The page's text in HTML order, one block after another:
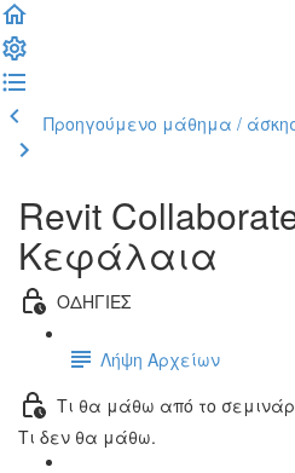
Προηγούμενο μάθημα /
Revit
Κεφάλαια
ΟΔΗΓΙΕΣ
Λήψη Αρχείων
Τι θα μάθω από το
Τι δεν θα μάθω.